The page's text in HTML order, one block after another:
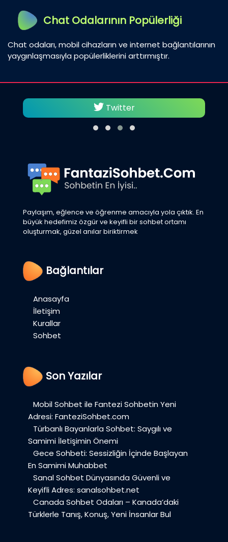
Chat Odalarının Popülerliği
Chat odaları, mobil cihazların ve internet bağlantılarının
yaygınlaşmasıyla popülerliklerini arttırmıştır.
Twitter
Paylaşım, eğlence ve öğrenme amacıyla yola çıktık. En
büyük hedefimiz özgür ve keyifli bir sohbet ortamı
oluşturmak, güzel anılar biriktirmek
Bağlantılar
Anasayfa
İletişim
Kurallar
Sohbet
Son Yazılar
Mobil Sohbet ile Fantezi Sohbetin Yeni
Adresi: FanteziSohbet.com
Türbanlı Bayanlarla Sohbet: Saygılı ve
Samimi İletişimin Önemi
Gece Sohbeti: Sessizliğin İçinde Başlayan
En Samimi Muhabbet
Sanal Sohbet Dünyasında Güvenli ve
Keyifli Adres: sanalsohbet.net
Canada Sohbet Odaları – Kanada’daki
Türklerle Tanış, Konuş, Yeni İnsanlar Bul